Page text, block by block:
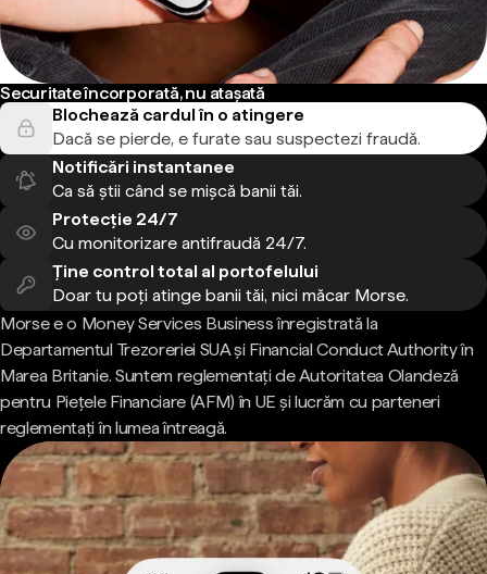
Securitate încorporată, nu atașată
Blochează cardul în o atingere
Dacă se pierde, e furate sau suspectezi fraudă.
Notificări instantanee
Ca să știi când se mișcă banii tăi.
Protecție 24/7
Cu monitorizare antifraudă 24/7.
Ține control total al portofelului
Doar tu poți atinge banii tăi, nici măcar Morse.
Morse e o Money Services Business înregistrată la
Departamentul Trezoreriei SUA și Financial Conduct Authority în
Marea Britanie. Suntem reglementați de Autoritatea Olandeză
pentru Piețele Financiare (AFM) în UE și lucrăm cu parteneri
reglementați în lumea întreagă.